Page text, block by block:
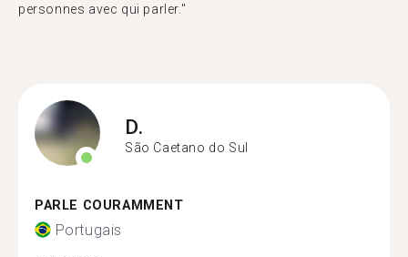
personnes avec qui parler."
D.
São Caetano do Sul
PARLE COURAMMENT
Portugais